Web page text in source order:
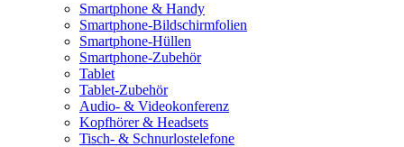
Smartphone & Handy
Smartphone-Bildschirmfolien
Smartphone-Hüllen
Smartphone-Zubehör
Tablet
Tablet-Zubehör
Audio- & Videokonferenz
Kopfhörer & Headsets
Tisch- & Schnurlostelefone